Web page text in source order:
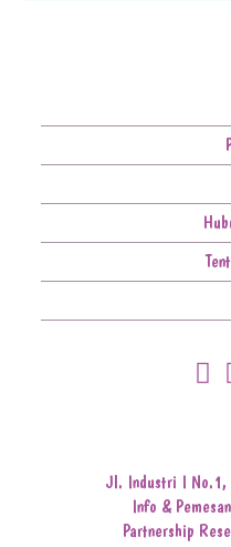
Jl. Industri I No.1,
Info &
Partnership